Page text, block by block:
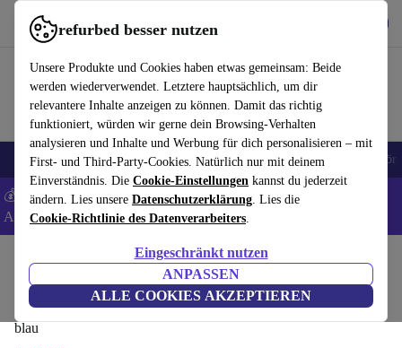
refurbed besser nutzen
Unsere Produkte und Cookies haben etwas gemeinsam: Beide
werden wiederverwendet. Letztere hauptsächlich, um dir
relevantere Inhalte anzeigen zu können. Damit das richtig
funktioniert, würden wir gerne dein Browsing-Verhalten
analysieren und Inhalte und Werbung für dich personalisieren – mit
First- und Third-Party-Cookies. Natürlich nur mit deinem
Einverständnis. Die Cookie-Einstellungen kannst du jederzeit
ändern. Lies unsere Datenschutzerklärung. Lies die
Cookie-Richtlinie des Datenverarbeiters.
Eingeschränkt nutzen
ANPASSEN
ALLE COOKIES AKZEPTIEREN
refurbed schnell und einfach nutzen
🎒 Back to school Handys Laptops Tablets Smartwatches Zubehör
💰 Extra -8% auf Samsung- und Google-Smartphones - Code:
ANDROID8 -AGB
Haushalt Möbel
Aya Hocker Velour Lux Petro
blau